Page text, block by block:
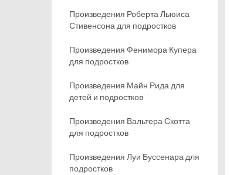
Произведения Роберта Льюиса
Стивенсона для подростков
Произведения Фенимора Купера
для подростков
Произведения Майн Рида для
детей и подростков
Произведения Вальтера Скотта
для подростков
Произведения Луи Буссенара для
подростков